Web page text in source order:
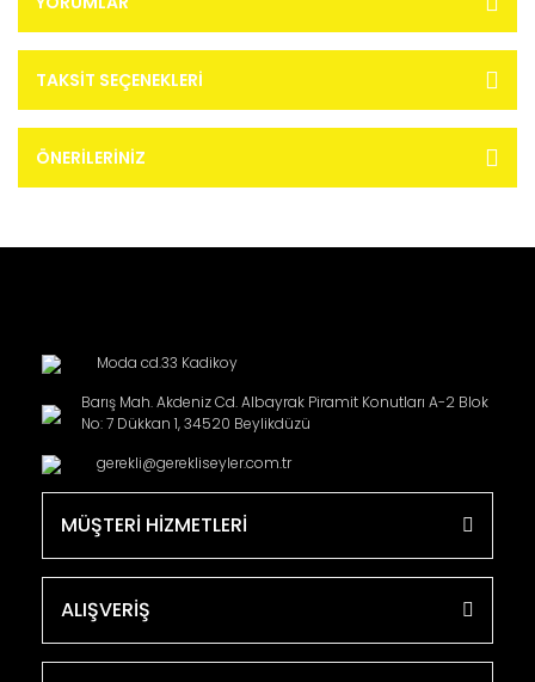
TAKSIT SEÇENEKLERI
ÖNERILERINIZ
Moda cd.33 Kadikoy
Barış Mah. Akdeniz Cd. Albayrak Piramit Konutları A-2 Blok
No: 7 Dükkan 1, 34520 Beylikdüzü
gerekli@gerekliseyler.com.tr
MÜŞTERİ HİZMETLERİ
ALIŞVERİŞ